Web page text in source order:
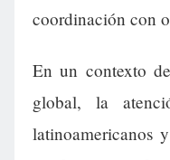
coordinación con
En un contexto
global, la
latinoamericanos